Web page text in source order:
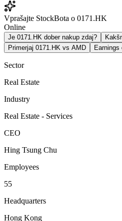
Vprašajte StockBota o 0171.HK
Online
Je 0171.HK dober nakup zdaj?
Primerjaj 0171.HK vs AMD
Earnings
Sector
Real Estate
Industry
Real Estate - Services
CEO
Hing Tsung Chu
Employees
55
Headquarters
Hong Kong